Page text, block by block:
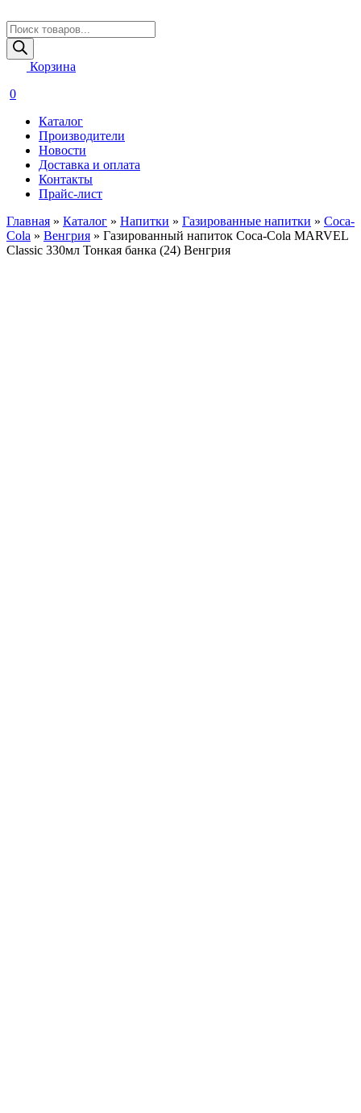
Поиск
товаров
Корзина
0
Каталог
Производители
Новости
Доставка и оплата
Контакты
Прайс-лист
Главная » Каталог » Напитки » Газированные напитки » Coca-
Cola » Венгрия » Газированный напиток Coca-Cola MARVEL
Classic 330мл Тонкая банка (24) Венгрия